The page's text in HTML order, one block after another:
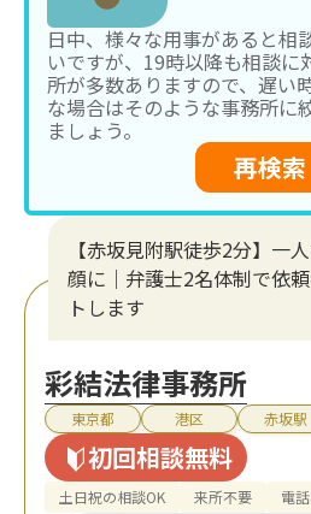
日中、様々な用事があると相
いですが、19時以降も相談に
所が多数ありますので、遅い
な場合はそのような事務所に
ましょう。
再検索
【赤坂見附駅徒歩2分】一
顔に｜弁護士2名体制で依
トします
彩結法律事務所
東京都 港区 赤坂駅
初回相談無料
土日祝の相談OK 来所不要 電